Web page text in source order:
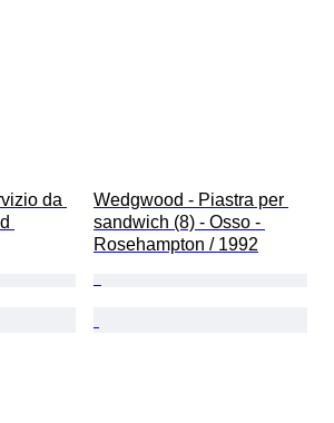
da
Wedgwood - Piastra per
sandwich (8) - Osso -
Rosehampton / 1992